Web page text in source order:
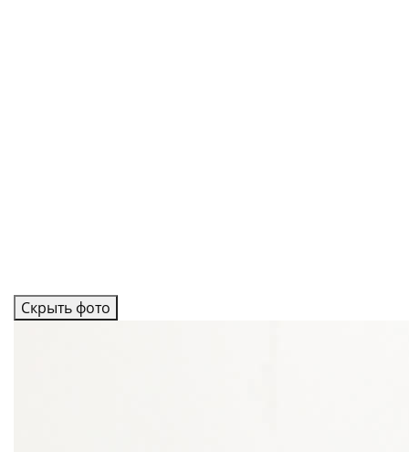
Скрыть фото